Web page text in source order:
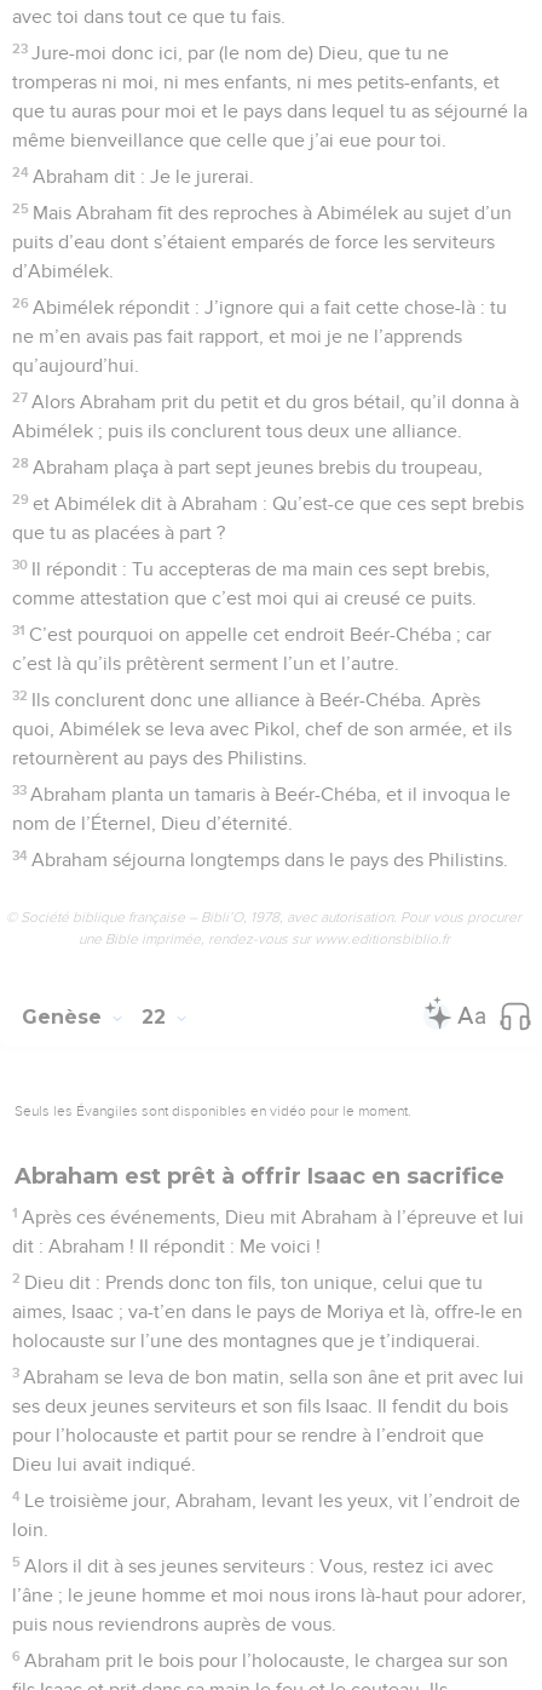
avec toi dans tout ce que tu fais.
23 Jure-moi donc ici, par (le nom de) Dieu, que tu ne
tromperas ni moi, ni mes enfants, ni mes petits-enfants, et
que tu auras pour moi et le pays dans lequel tu as séjourné la
même bienveillance que celle que j’ai eue pour toi.
24 Abraham dit : Je le jurerai.
25 Mais Abraham fit des reproches à Abimélek au sujet d’un
puits d’eau dont s’étaient emparés de force les serviteurs
d’Abimélek.
26 Abimélek répondit : J’ignore qui a fait cette chose-là : tu
ne m’en avais pas fait rapport, et moi je ne l’apprends
qu’aujourd’hui.
27 Alors Abraham prit du petit et du gros bétail, qu’il donna à
Abimélek ; puis ils conclurent tous deux une alliance.
28 Abraham plaça à part sept jeunes brebis du troupeau,
29 et Abimélek dit à Abraham : Qu’est-ce que ces sept brebis
que tu as placées à part ?
30 Il répondit : Tu accepteras de ma main ces sept brebis,
comme attestation que c’est moi qui ai creusé ce puits.
31 C’est pourquoi on appelle cet endroit Beér-Chéba ; car
c’est là qu’ils prêtèrent serment l’un et l’autre.
32 Ils conclurent donc une alliance à Beér-Chéba. Après
quoi, Abimélek se leva avec Pikol, chef de son armée, et ils
retournèrent au pays des Philistins.
33 Abraham planta un tamaris à Beér-Chéba, et il invoqua le
nom de l’Éternel, Dieu d’éternité.
34 Abraham séjourna longtemps dans le pays des Philistins.
© Société biblique française – Bibli’O, 1978, avec autorisation. Pour vous procurer
une Bible imprimée, rendez-vous sur www.editionsbiblio.fr
Genèse 22
Seuls les Évangiles sont disponibles en vidéo pour le moment.
Abraham est prêt à offrir Isaac en sacrifice
1 Après ces événements, Dieu mit Abraham à l’épreuve et lui
dit : Abraham ! Il répondit : Me voici !
2 Dieu dit : Prends donc ton fils, ton unique, celui que tu
aimes, Isaac ; va-t’en dans le pays de Moriya et là, offre-le en
holocauste sur l’une des montagnes que je t’indiquerai.
3 Abraham se leva de bon matin, sella son âne et prit avec lui
ses deux jeunes serviteurs et son fils Isaac. Il fendit du bois
pour l’holocauste et partit pour se rendre à l’endroit que
Dieu lui avait indiqué.
4 Le troisième jour, Abraham, levant les yeux, vit l’endroit de
loin.
5 Alors il dit à ses jeunes serviteurs : Vous, restez ici avec
l’âne ; le jeune homme et moi nous irons là-haut pour adorer,
puis nous reviendrons auprès de vous.
6 Abraham prit le bois pour l’holocauste, le chargea sur son